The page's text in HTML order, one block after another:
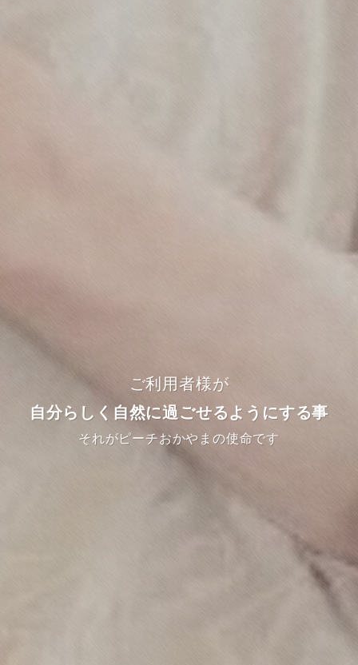
ご利用者様が
自分らしく自然に過ごせるようにする事
それがピーチおかやまの使命です